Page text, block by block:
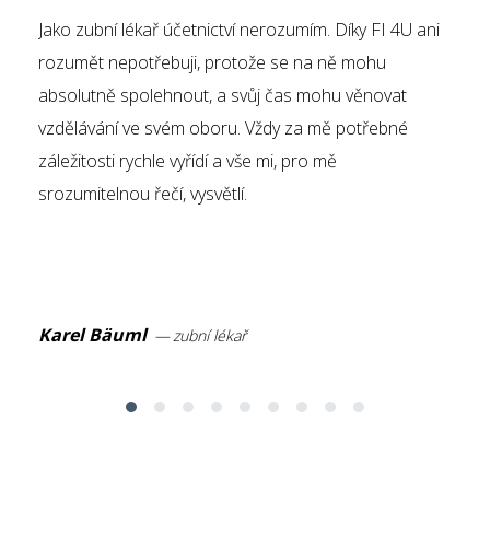
Jako zubní lékař účetnictví nerozumím. Díky FI 4U ani
rozumět nepotřebuji, protože se na ně mohu
absolutně spolehnout, a svůj čas mohu věnovat
vzdělávání ve svém oboru. Vždy za mě potřebné
záležitosti rychle vyřídí a vše mi, pro mě
srozumitelnou řečí, vysvětlí.
Karel Bäuml zubní lékař